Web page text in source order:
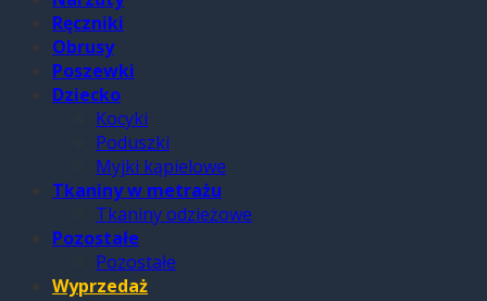
Ręczniki
Obrusy
Poszewki
Dziecko
Kocyki
Poduszki
Myjki kąpielowe
Tkaniny w metrażu
Tkaniny odzieżowe
Pozostałe
Pozostałe
Wyprzedaż